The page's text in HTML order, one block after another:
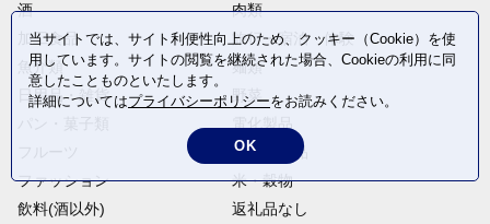
酒
肉類
加工食品
旅行・宿泊・体験
魚介類
麺類
日用品・雑貨
野菜
電化製品
卵・乳製品
ファッション
米・穀物
飲料(酒以外)
返礼品なし
当サイトでは、サイト利便性向上のため、クッキー（Cookie）を使
用しています。サイトの閲覧を継続された場合、Cookieの利用に同
意したことものといたします。
詳細についてはプライバシーポリシーをお読みください。
OK